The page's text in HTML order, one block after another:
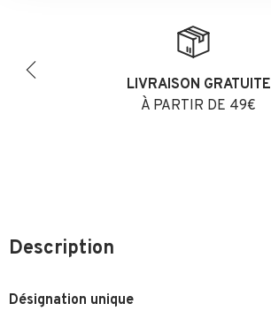
LIVRAISON GRATUITE
À PARTIR DE 49€
Description
Désignation unique